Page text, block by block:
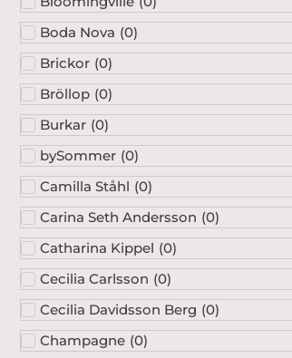
Boda Nova (0)
Brickor (0)
Bröllop (0)
Burkar (0)
bySommer (0)
Camilla Ståhl (0)
Carina Seth Andersson (0)
Catharina Kippel (0)
Cecilia Carlsson (0)
Cecilia Davidsson Berg (0)
Champagne (0)